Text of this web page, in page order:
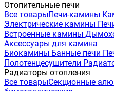
Отопительные печи
Все товарыПечи-камины
Электрические камины
Встроенные камины
Аксессуары для камина
Биокамины Банные печи
Полотенцесушители
Радиаторы отопления
Все товарыСекционные